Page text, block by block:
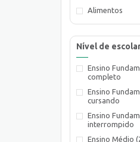
Alimentos
Almoxarife
Assistente de
Assistente
Atendente
Auxiliar de
Nível de
Ensino
completo
Ensino
cursando
Ensino
interrompido
Ensino Médio